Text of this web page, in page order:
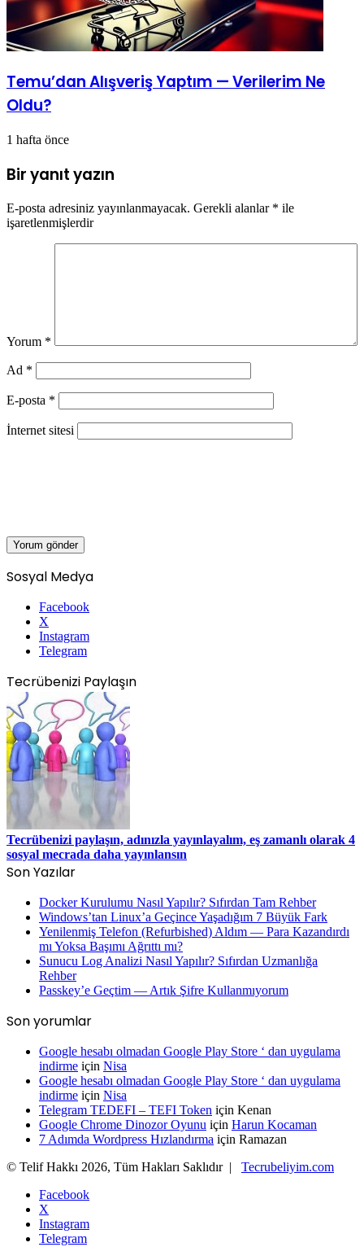
Temu’dan Alışveriş Yaptım — Verilerim Ne
Oldu?
1 hafta önce
Bir yanıt yazın
E-posta adresiniz yayınlanmayacak. Gerekli alanlar * ile
işaretlenmişlerdir
Yorum *
Ad *
E-posta *
İnternet sitesi
Sosyal Medya
Facebook
X
Instagram
Telegram
Tecrübenizi Paylaşın
Tecrübenizi paylaşın, adınızla yayınlayalım, eş zamanlı olarak 4
sosyal mecrada daha yayınlansın
Son Yazılar
Docker Kurulumu Nasıl Yapılır? Sıfırdan Tam Rehber
Windows’tan Linux’a Geçince Yaşadığım 7 Büyük Fark
Yenilenmiş Telefon (Refurbished) Aldım — Para Kazandırdı
mı Yoksa Başımı Ağrıttı mı?
Sunucu Log Analizi Nasıl Yapılır? Sıfırdan Uzmanlığa
Rehber
Passkey’e Geçtim — Artık Şifre Kullanmıyorum
Son yorumlar
Google hesabı olmadan Google Play Store ‘ dan uygulama
indirme için Nisa
Google hesabı olmadan Google Play Store ‘ dan uygulama
indirme için Nisa
Telegram TEDEFI – TEFI Token için Kenan
Google Chrome Dinozor Oyunu için Harun Kocaman
7 Adımda Wordpress Hızlandırma için Ramazan
© Telif Hakkı 2026, Tüm Hakları Saklıdır | Tecrubeliyim.com
Facebook
X
Instagram
Telegram